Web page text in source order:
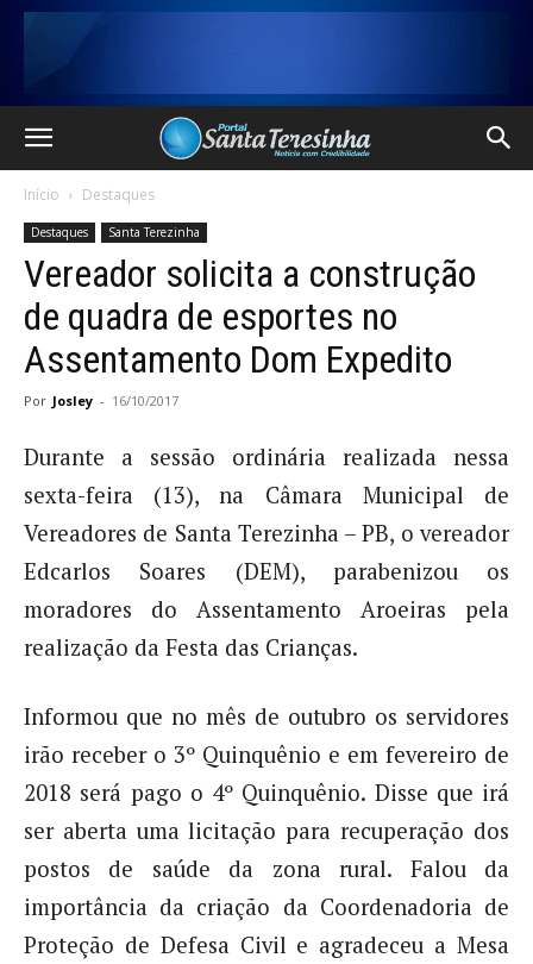
Início Destaques
Destaques Santa Terezinha
Vereador solicita a construção
de quadra de esportes no
Assentamento Dom Expedito
Por Josley - 16/10/2017
Durante a sessão ordinária realizada nessa
sexta-feira (13), na Câmara Municipal de
Vereadores de Santa Terezinha – PB, o vereador
Edcarlos Soares (DEM), parabenizou os
moradores do Assentamento Aroeiras pela
realização da Festa das Crianças.
Informou que no mês de outubro os servidores
irão receber o 3º Quinquênio e em fevereiro de
2018 será pago o 4º Quinquênio. Disse que irá
ser aberta uma licitação para recuperação dos
postos de saúde da zona rural. Falou da
importância da criação da Coordenadoria de
Proteção de Defesa Civil e agradeceu a Mesa